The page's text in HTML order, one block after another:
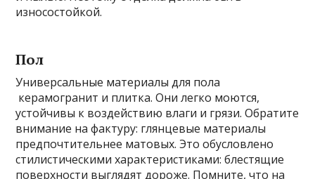
износостойкой.
Пол
Универсальные материалы для пола
керамогранит и плитка. Они легко моются,
устойчивы к воздействию влаги и грязи. Обратите
внимание на фактуру: глянцевые материалы
предпочтительнее матовых. Это обусловлено
стилистическими характеристиками: блестящие
поверхности выглядят дороже. Помните, что на